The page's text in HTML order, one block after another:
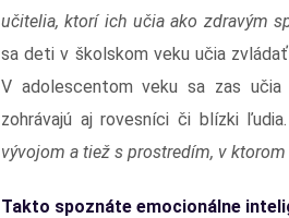
učitelia, ktorí ich učia ako zdravým
sa deti v školskom veku učia
V adolescentom veku sa zas
zohrávajú aj rovesníci či blízki
vývojom a tiež s prostredím, v ktorom
Takto spoznáte emocionálne